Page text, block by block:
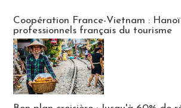
Coopération France-Vietnam :
professionnels français du tourisme